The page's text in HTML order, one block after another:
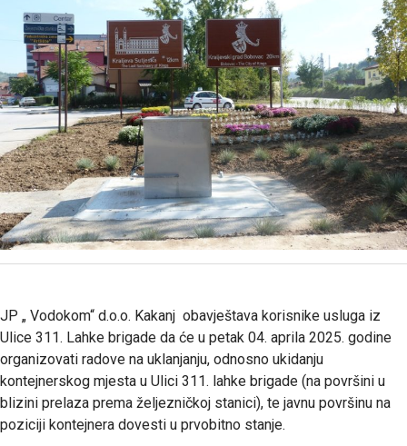
JP „ Vodokom“ d.o.o. Kakanj obavještava korisnike usluga iz
Ulice 311. Lahke brigade da će u petak 04. aprila 2025. godine
organizovati radove na uklanjanju, odnosno ukidanju
kontejnerskog mjesta u Ulici 311. lahke brigade (na površini u
blizini prelaza prema željezničkoj stanici), te javnu površinu na
poziciji kontejnera dovesti u prvobitno stanje.